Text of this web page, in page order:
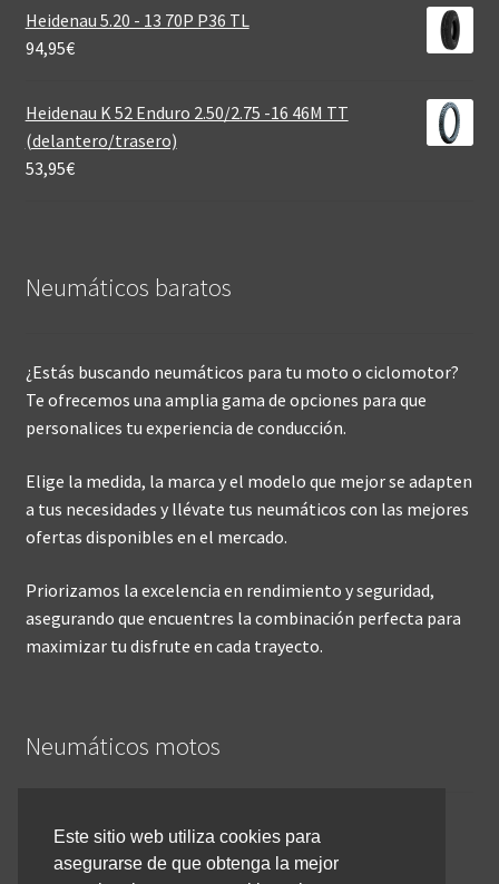
Heidenau 5.20 - 13 70P P36 TL
94,95€
Heidenau K 52 Enduro 2.50/2.75 -16 46M TT
(delantero/trasero)
53,95€
Neumáticos baratos
¿Estás buscando neumáticos para tu moto o ciclomotor?
Te ofrecemos una amplia gama de opciones para que
personalices tu experiencia de conducción.
Elige la medida, la marca y el modelo que mejor se adapten
a tus necesidades y llévate tus neumáticos con las mejores
ofertas disponibles en el mercado.
Priorizamos la excelencia en rendimiento y seguridad,
asegurando que encuentres la combinación perfecta para
maximizar tu disfrute en cada trayecto.
Neumáticos motos
Inicio
Cómo comprar online
Este sitio web utiliza cookies para
asegurarse de que obtenga la mejor